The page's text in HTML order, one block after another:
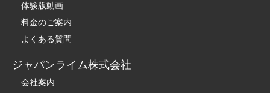
体験版動画
料金のご案内
よくある質問
ジャパンライム株式会社
会社案内